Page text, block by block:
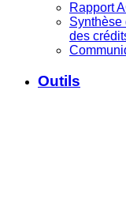
Rapport
Synthèse
des
Outils